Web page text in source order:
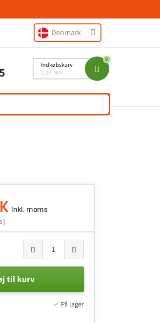
Denmark
Indkøbskurv
0,00 DKK
Inkl. moms
til kurv
 På lager